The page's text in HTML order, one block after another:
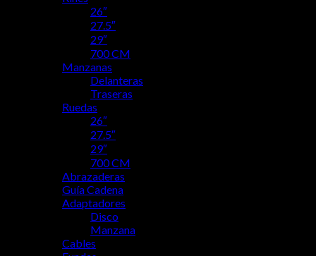
26″
27.5″
29″
700 CM
Manzanas
Delanteras
Traseras
Ruedas
26″
27.5″
29″
700 CM
Abrazaderas
Guía Cadena
Adaptadores
Disco
Manzana
Cables